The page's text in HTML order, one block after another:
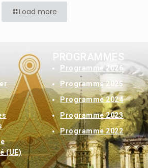
Load more
(UE)
PROGRAMMES
Programme 2026
Programme 2025
Programme 2024
Programme 2023
Programme 2022